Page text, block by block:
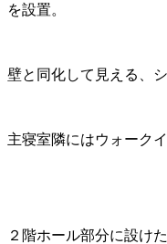
を設置。
壁と同化して見える、
主寝室隣にはウォーク
２階ホール部分に設け